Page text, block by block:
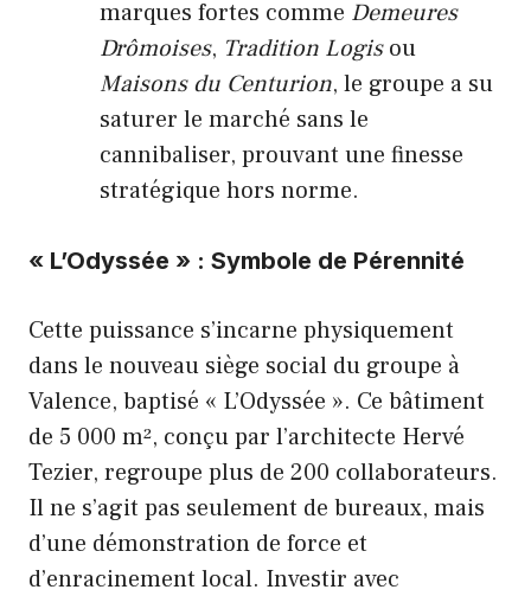
marques fortes comme Demeures
Drômoises, Tradition Logisou
Maisons du Centurion, le groupe a su
saturer le marché sans le
cannibaliser, prouvant une finesse
stratégique hors norme.
« L’Odyssée » : Symbole de Pérennité
Cette puissance s’incarne physiquement
dans le nouveau siège social du groupe à
Valence, baptisé « L’Odyssée ». Ce bâtiment
de 5 000 m², conçu par l’architecte Hervé
Tezier, regroupe plus de 200 collaborateurs.
Il ne s’agit pas seulement de bureaux, mais
d’une démonstration de force et
d’enracinement local. Investir avec